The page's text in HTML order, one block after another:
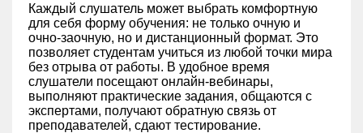
Каждый слушатель может выбрать комфортную
для себя форму обучения: не только очную и
очно-заочную, но и дистанционный формат. Это
позволяет студентам учиться из любой точки мира
без отрыва от работы. В удобное время
слушатели посещают онлайн-вебинары,
выполняют практические задания, общаются с
экспертами, получают обратную связь от
преподавателей, сдают тестирование.